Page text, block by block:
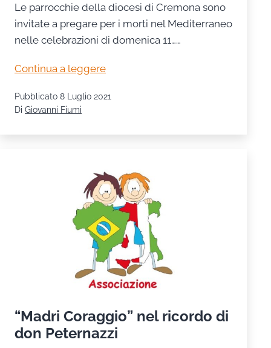
Le parrocchie della diocesi di Cremona sono
invitate a pregare per i morti nel Mediterraneo
nelle celebrazioni di domenica 11……
Continua a leggerePreghiera
i
nel
Pubblicato 8 Luglio 2021
Di Giovanni Fiumi
“Madri Coraggio” nel ricordo di
don Peternazzi